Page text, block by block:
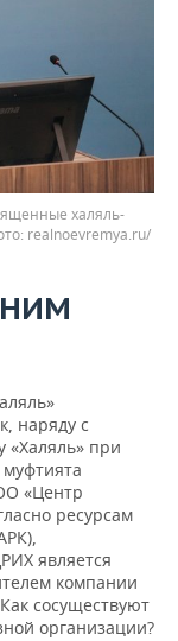
халяль-
realnoevremya.ru/
наряду с
«Халяль» при
«Центр
ресурсам
является
компании
сосуществуют
организации?